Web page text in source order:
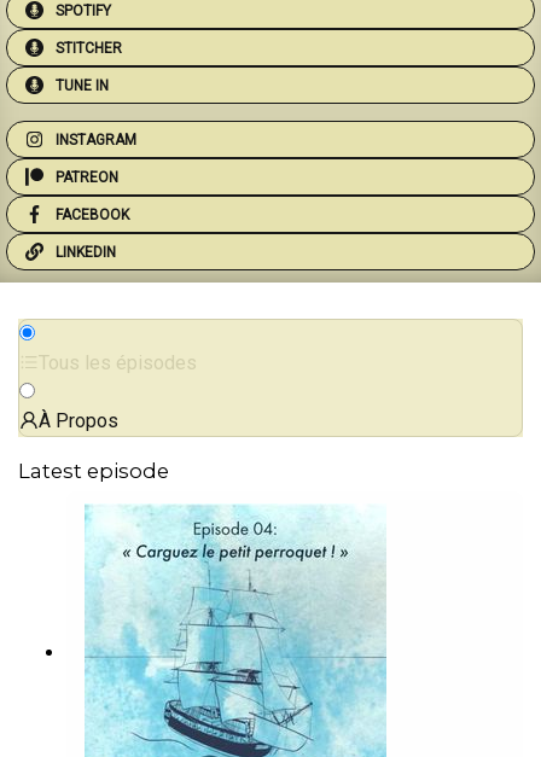
SPOTIFY
STITCHER
TUNE IN
INSTAGRAM
PATREON
FACEBOOK
LINKEDIN
Tous les épisodes
À Propos
Latest episode